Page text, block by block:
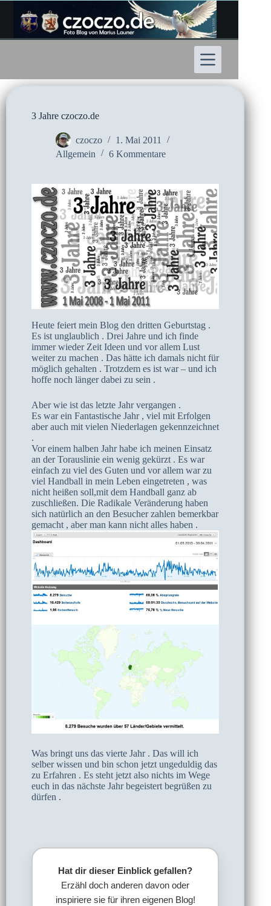
Inhalt
springen
3 Jahre czoczo.de
czoczo
1. Mai 2011
Allgemein
6 Kommentare
Heute feiert mein Blog den dritten Geburtstag .
Es ist unglaublich . Drei Jahre und ich finde
immer wieder Zeit Ideen und vor allem Lust
weiter zu machen . Das hätte ich damals nicht für
möglich gehalten . Trotzdem es ist war – und ich
hoffe noch länger dabei zu sein .
Aber wie ist das letzte Jahr vergangen .
Es war ein Fantastische Jahr , viel mit Erfolgen
aber auch mit vielen Niederlagen gekennzeichnet
.
Vor einem halben Jahr habe ich meinen Einsatz
an der Torauslinie ein wenig gekürzt . Es war
einfach zu viel des Guten und vor allem war zu
viel Handball in mein Leben eingetreten , was
nicht heißen soll,mit dem Handball ganz ab
zuschließen. Die Radikale Veränderung haben
sich natürlich an den Besucher zahlen bemerkbar
gemacht , aber man kann nicht alles haben .
Was bringt uns das vierte Jahr . Das will ich
selber wissen und bin schon jetzt ungeduldig das
zu Erfahren . Es steht jetzt also nichts im Wege
euch in das nächste Jahr begeistert begrüßen zu
dürfen .
Hat dir dieser Einblick gefallen?
Erzähl doch anderen davon oder
inspiriere sie für ihren eigenen Blog!